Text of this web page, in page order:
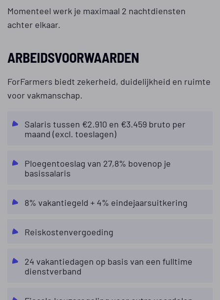
Momenteel werk je maximaal 2 nachtdiensten
achter elkaar.
ARBEIDSVOORWAARDEN
ForFarmers biedt zekerheid, duidelijkheid en ruimte
voor vakmanschap.
Salaris tussen €2.910 en €3.459 bruto per
maand (excl. toeslagen)
Ploegentoeslag van 27,8% bovenop je
basissalaris
8% vakantiegeld + 4% eindejaarsuitkering
Reiskostenvergoeding
24 vakantiedagen op basis van een fulltime
dienstverband